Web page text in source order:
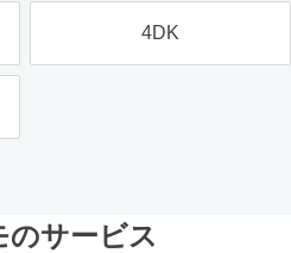
4DK
のサービス